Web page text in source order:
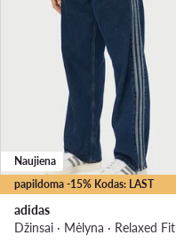
papildoma -15% Kodas: LAST
Naujiena
adidas
Džinsai · Mėlyna · Relaxed Fit